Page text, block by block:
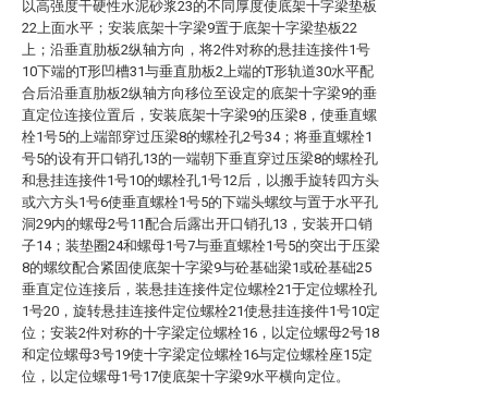
以高强度干硬性水泥砂浆23的不同厚度使底架十字梁垫板
22上面水平；安装底架十字梁9置于底架十字梁垫板22
上；沿垂直肋板2纵轴方向，将2件对称的悬挂连接件1号
10下端的T形凹槽31与垂直肋板2上端的T形轨道30水平配
合后沿垂直肋板2纵轴方向移位至设定的底架十字梁9的垂
直定位连接位置后，安装底架十字梁9的压梁8，使垂直螺
栓1号5的上端部穿过压梁8的螺栓孔2号34；将垂直螺栓1
号5的设有开口销孔13的一端朝下垂直穿过压梁8的螺栓孔
和悬挂连接件1号10的螺栓孔1号12后，以搬手旋转四方头
或六方头1号6使垂直螺栓1号5的下端头螺纹与置于水平孔
洞29内的螺母2号11配合后露出开口销孔13，安装开口销
子14；装垫圈24和螺母1号7与垂直螺栓1号5的突出于压梁
8的螺纹配合紧固使底架十字梁9与砼基础梁1或砼基础25
垂直定位连接后，装悬挂连接件定位螺栓21于定位螺栓孔
1号20，旋转悬挂连接件定位螺栓21使悬挂连接件1号10定
位；安装2件对称的十字梁定位螺栓16，以定位螺母2号18
和定位螺母3号19使十字梁定位螺栓16与定位螺栓座15定
位，以定位螺母1号17使底架十字梁9水平横向定位。